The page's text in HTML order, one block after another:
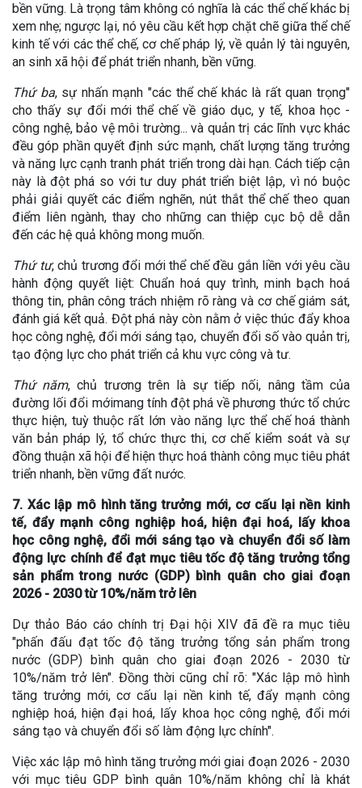
bền vững. Là trọng tâm không có nghĩa là các thể chế khác bị
xem nhẹ; ngược lại, nó yêu cầu kết hợp chặt chẽ giữa thể chế
kinh tế với các thể chế, cơ chế pháp lý, về quản lý tài nguyên,
an sinh xã hội để phát triển nhanh, bền vững.
Thứ ba, sự nhấn mạnh "các thể chế khác là rất quan trọng"
cho thấy sự đổi mới thể chế về giáo dục, y tế, khoa học -
công nghệ, bảo vệ môi trường... và quản trị các lĩnh vực khác
đều góp phần quyết định sức mạnh, chất lượng tăng trưởng
và năng lực cạnh tranh phát triển trong dài hạn. Cách tiếp cận
này là đột phá so với tư duy phát triển biệt lập, vì nó buộc
phải giải quyết các điểm nghẽn, nút thắt thể chế theo quan
điểm liên ngành, thay cho những can thiệp cục bộ dễ dẫn
đến các hệ quả không mong muốn.
Thứ tư, chủ trương đổi mới thể chế đều gắn liền với yêu cầu
hành động quyết liệt: Chuẩn hoá quy trình, minh bạch hoá
thông tin, phân công trách nhiệm rõ ràng và cơ chế giám sát,
đánh giá kết quả. Đột phá này còn nằm ở việc thúc đẩy khoa
học công nghệ, đổi mới sáng tạo, chuyển đổi số vào quản trị,
tạo động lực cho phát triển cả khu vực công và tư.
Thứ năm, chủ trương trên là sự tiếp nối, nâng tầm của
đường lối đổi mớimang tính đột phá về phương thức tổ chức
thực hiện, tuỳ thuộc rất lớn vào năng lực thể chế hoá thành
văn bản pháp lý, tổ chức thực thi, cơ chế kiểm soát và sự
đồng thuận xã hội để hiện thực hoá thành công mục tiêu phát
triển nhanh, bền vững đất nước.
7. Xác lập mô hình tăng trưởng mới, cơ cấu lại nền kinh
tế, đẩy mạnh công nghiệp hoá, hiện đại hoá, lấy khoa
học công nghệ, đổi mới sáng tạo và chuyển đổi số làm
động lực chính để đạt mục tiêu tốc độ tăng trưởng tổng
sản phẩm trong nước (GDP) bình quân cho giai đoạn
2026 - 2030 từ 10%/năm trở lên
Dự thảo Báo cáo chính trị Đại hội XIV đã đề ra mục tiêu
"phấn đấu đạt tốc độ tăng trưởng tổng sản phẩm trong
nước (GDP) bình quân cho giai đoạn 2026 - 2030 từ
10%/năm trở lên". Đồng thời cũng chỉ rõ: "Xác lập mô hình
tăng trưởng mới, cơ cấu lại nền kinh tế, đẩy mạnh công
nghiệp hoá, hiện đại hoá, lấy khoa học công nghệ, đổi mới
sáng tạo và chuyển đổi số làm động lực chính".
Việc xác lập mô hình tăng trưởng mới giai đoạn 2026 - 2030
với mục tiêu GDP bình quân 10%/năm không chỉ là khát